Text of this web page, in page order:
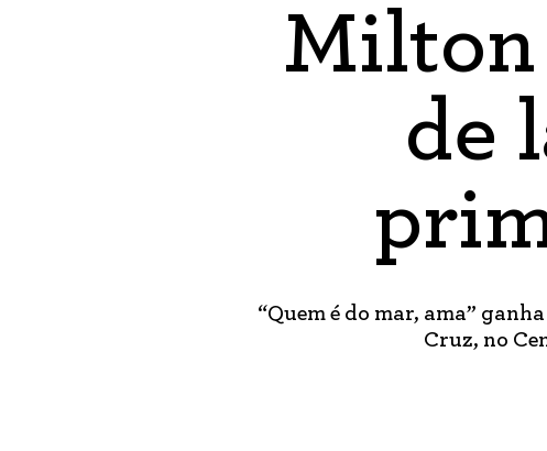
Milton
de
“Quem é do mar, ama”
Cruz, no